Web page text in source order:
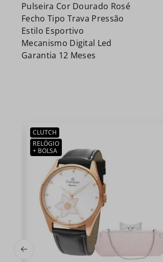
Pulseira Cor Dourado Rosé
Fecho Tipo Trava Pressão
Estilo Esportivo
Mecanismo Digital Led
Garantia 12 Meses
CLUTCH
RELÓGIO
+ BOLSA